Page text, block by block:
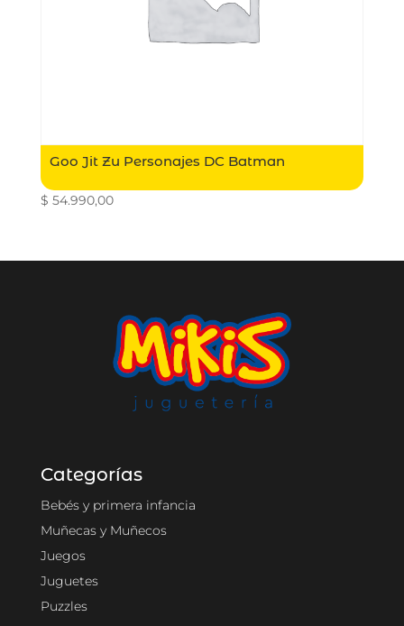
Goo Jit Zu Personajes DC Batman
$ 54.990,00
Categorías
Bebés y primera infancia
Muñecas y Muñecos
Juegos
Juguetes
Puzzles